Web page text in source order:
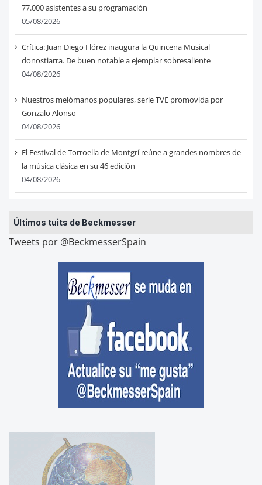
77.000 asistentes a su programación
05/08/2026
Crítica: Juan Diego Flórez inaugura la Quincena Musical
donostiarra. De buen notable a ejemplar sobresaliente
04/08/2026
Nuestros melómanos populares, serie TVE promovida por
Gonzalo Alonso
04/08/2026
El Festival de Torroella de Montgrí reúne a grandes nombres de
la música clásica en su 46 edición
04/08/2026
Últimos tuits de Beckmesser
Tweets por @BeckmesserSpain